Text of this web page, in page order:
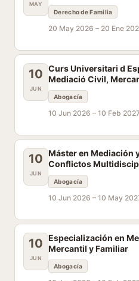
MAY
Derecho de Familia
20 May 2026 – 20 Ene
10
JUN
Curs Universitari d
Mediació Civil,
Abogacía
10 Jun 2026 – 10 Feb
10
JUN
Máster en Mediación
Conflictos
Abogacía
10 Jun 2026 – 10 May
10
JUN
Especialización en
Mercantil y Familiar
Abogacía